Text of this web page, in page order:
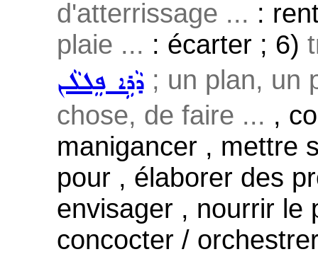
d'atterrissage ... :
plaie ... : écarter ; 6)
ܕܵܪܹܐ ܦܸܠܠܵܢ ; un plan, un
chose, de faire ... ,
manigancer , mettre
pour , élaborer des
envisager , nourrir le
concocter /